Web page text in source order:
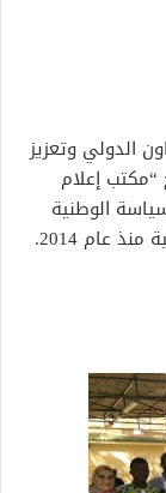
الدولي وتعزيز
“مكتب إعلام
الوطنية
عام 2014.